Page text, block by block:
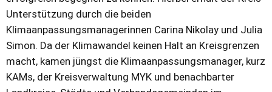
Unterstützung durch die beiden
Klimaanpassungsmanagerinnen Carina Nikolay und Julia
Simon. Da der Klimawandel keinen Halt an Kreisgrenzen
macht, kamen jüngst die Klimaanpassungsmanager, kurz
KAMs, der Kreisverwaltung MYK und benachbarter